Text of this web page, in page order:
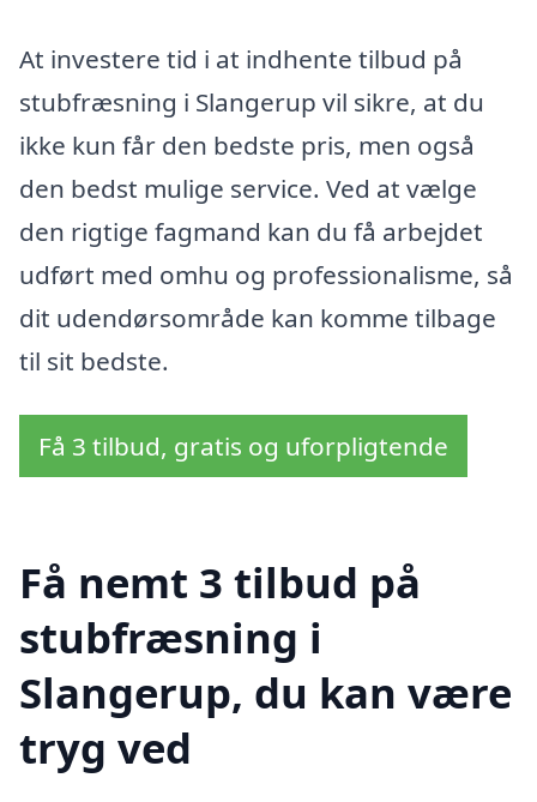
At investere tid i at indhente tilbud på
stubfræsning i Slangerup vil sikre, at du
ikke kun får den bedste pris, men også
den bedst mulige service. Ved at vælge
den rigtige fagmand kan du få arbejdet
udført med omhu og professionalisme, så
dit udendørsområde kan komme tilbage
til sit bedste.
Få 3 tilbud, gratis og uforpligtende
Få nemt 3 tilbud på
stubfræsning i
Slangerup, du kan være
tryg ved